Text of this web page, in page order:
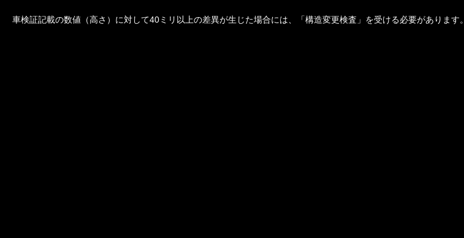
車検証記載の数値（高さ）に対して40ミリ以上の差異が生じた場合には、「構造変更検査」を受ける必要があります。